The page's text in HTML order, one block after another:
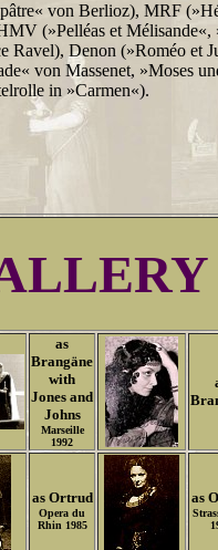
von Berlioz), MRF
(»Pelléas et
Ravel), Denon (»Roméo et
von Massenet, »Moses
in »Carmen«).
as
Brangäne
with
Jones and
Johns
Marseille
1992
as Ortrud
Opera du
Rhin 1985
as